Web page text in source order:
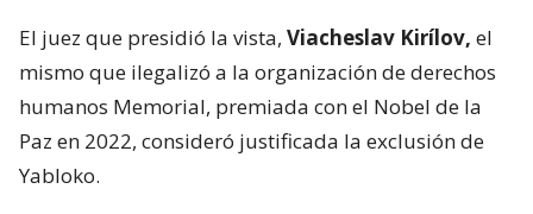
El juez que presidió la vista, Viacheslav Kirílov, el
mismo que ilegalizó a la organización de derechos
humanos Memorial, premiada con el Nobel de la
Paz en 2022, consideró justificada la exclusión de
Yabloko.